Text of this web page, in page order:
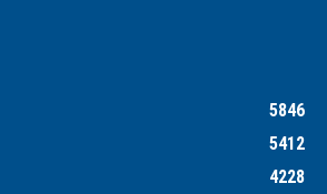
5846
5412
4228